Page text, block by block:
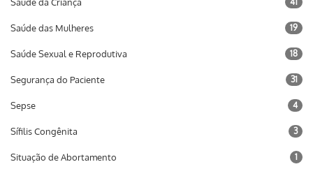
Saúde das Mulheres 19
Saúde Sexual e Reprodutiva 18
Segurança do Paciente 31
Sepse 4
Sífilis Congênita 3
Situação de Abortamento 1